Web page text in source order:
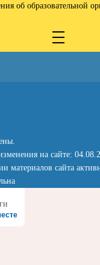
об образовательной
на сайте:
материалов сайта